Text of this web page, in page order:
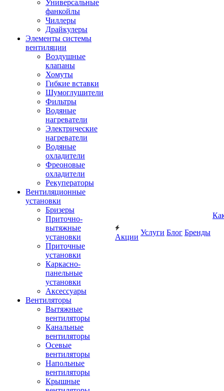
Универсальные
фанкойлы
Чиллеры
Драйкулеры
Элементы системы
вентиляции
Воздушные
клапаны
Хомуты
Гибкие вставки
Шумоглушители
Фильтры
Водяные
нагреватели
Электрические
нагреватели
Водяные
охладители
Фреоновые
охладители
Рекуператоры
Вентиляционные
установки
Бризеры
Приточно-
вытяжные
установки
Приточные
установки
Каркасно-
панельные
установки
Аксессуары
Вентиляторы
Вытяжные
вентиляторы
Канальные
вентиляторы
Осевые
вентиляторы
Напольные
вентиляторы
Крышные
Акции
Услуги Блог Бренды